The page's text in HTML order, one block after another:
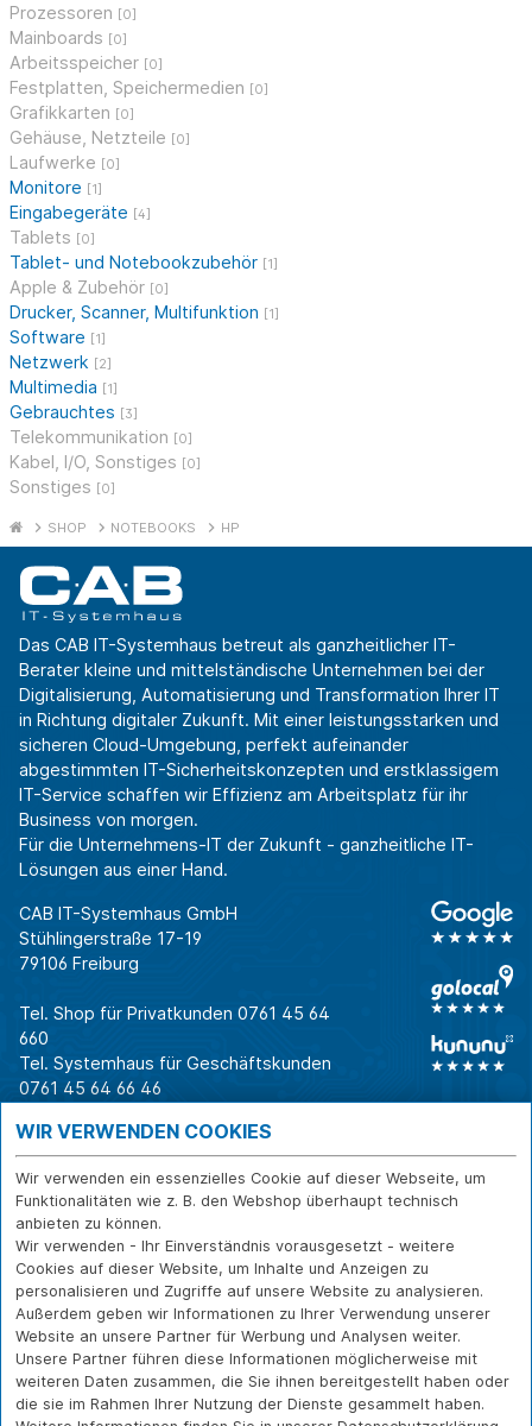
Prozessoren [0]
Mainboards [0]
Arbeitsspeicher [0]
Festplatten, Speichermedien [0]
Grafikkarten [0]
Gehäuse, Netzteile [0]
Laufwerke [0]
Monitore [1]
Eingabegeräte [4]
Tablets [0]
Tablet- und Notebookzubehör [1]
Apple & Zubehör [0]
Drucker, Scanner, Multifunktion [1]
Software [1]
Netzwerk [2]
Multimedia [1]
Gebrauchtes [3]
Telekommunikation [0]
Kabel, I/O, Sonstiges [0]
Sonstiges [0]
SHOP NOTEBOOKS HP
Das CAB IT-Systemhaus betreut als ganzheitlicher IT-
Berater kleine und mittelständische Unternehmen bei der
Digitalisierung, Automatisierung und Transformation Ihrer IT
in Richtung digitaler Zukunft. Mit einer leistungsstarken und
sicheren Cloud-Umgebung, perfekt aufeinander
abgestimmten IT-Sicherheitskonzepten und erstklassigem
IT-Service schaffen wir Effizienz am Arbeitsplatz für ihr
Business von morgen.
Für die Unternehmens-IT der Zukunft - ganzheitliche IT-
Lösungen aus einer Hand.
CAB IT-Systemhaus GmbH
Stühlingerstraße 17-19
79106 Freiburg
Tel. Shop für Privatkunden 0761 45 64
660
Tel. Systemhaus für Geschäftskunden
0761 45 64 66 46
Warum CAB
Für Business-
Entscheider
Für IT-Leiter
Für Privatkunden
Erfolgsgeschichte
n
Branchen
IT für
IT-Security
IT-Infrastruktur
Softwarelösungen
WLAN-Lösungen
IT-Beratung und
Service
Reparatur
Versand- und
Zahlarten
Rücksendung und
Widerruf
Über CAB
Karriere
Kontakt
IMPRESSUM
DATENSCHUTZ
WIR VERWENDEN COOKIES
Wir verwenden ein essenzielles Cookie auf dieser Webseite, um
Funktionalitäten wie z. B. den Webshop überhaupt technisch
anbieten zu können.
Wir verwenden - Ihr Einverständnis vorausgesetzt - weitere
Cookies auf dieser Website, um Inhalte und Anzeigen zu
personalisieren und Zugriffe auf unsere Website zu analysieren.
Außerdem geben wir Informationen zu Ihrer Verwendung unserer
Website an unsere Partner für Werbung und Analysen weiter.
Unsere Partner führen diese Informationen möglicherweise mit
weiteren Daten zusammen, die Sie ihnen bereitgestellt haben oder
die sie im Rahmen Ihrer Nutzung der Dienste gesammelt haben.